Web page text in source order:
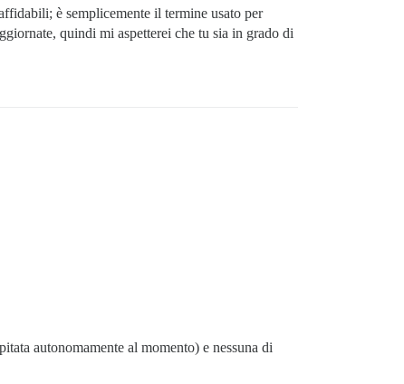
è semplicemente il termine usato per
quindi mi aspetterei che tu sia in grado di
autonomamente al momento) e nessuna di